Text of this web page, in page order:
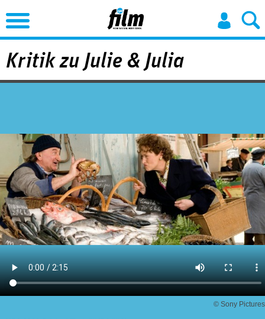
Jump to Navigation
Kritik zu Julie & Julia
© Sony Pictures